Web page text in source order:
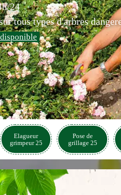
24
tous types d'arbres
Elagueur
grimpeur 25
Pose de
grillage 25